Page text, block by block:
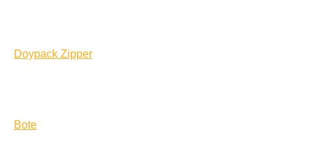
Doypack Zipper
Bote